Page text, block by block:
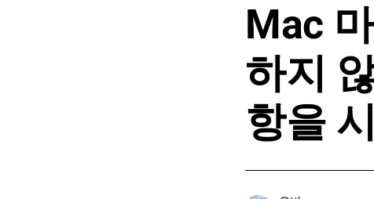
Mac
하지
항을